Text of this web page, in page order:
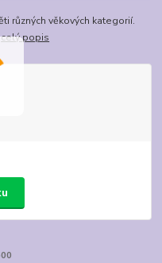
různých věkových kategorií.
celý popis